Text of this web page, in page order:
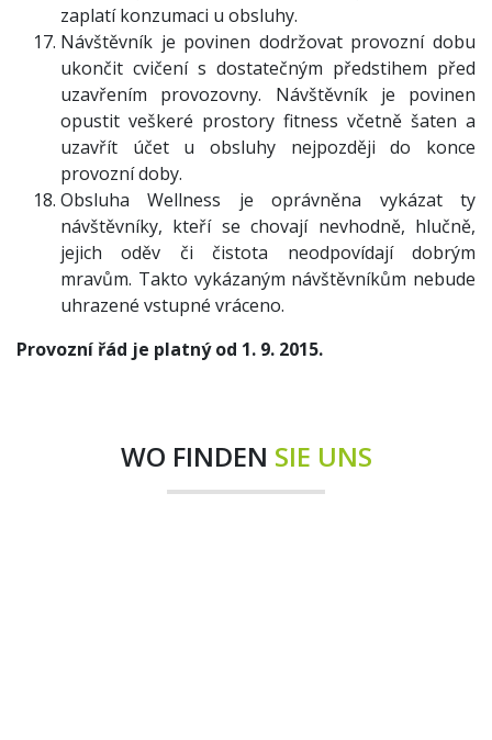
zaplatí konzumaci u obsluhy.
Návštěvník je povinen dodržovat provozní dobu
ukončit cvičení s dostatečným předstihem před
uzavřením provozovny. Návštěvník je povinen
opustit veškeré prostory fitness včetně šaten a
uzavřít účet u obsluhy nejpozději do konce
provozní doby.
Obsluha Wellness je oprávněna vykázat ty
návštěvníky, kteří se chovají nevhodně, hlučně,
jejich oděv či čistota neodpovídají dobrým
mravům. Takto vykázaným návštěvníkům nebude
uhrazené vstupné vráceno.
Provozní řád je platný od 1. 9. 2015.
WO FINDEN SIE UNS